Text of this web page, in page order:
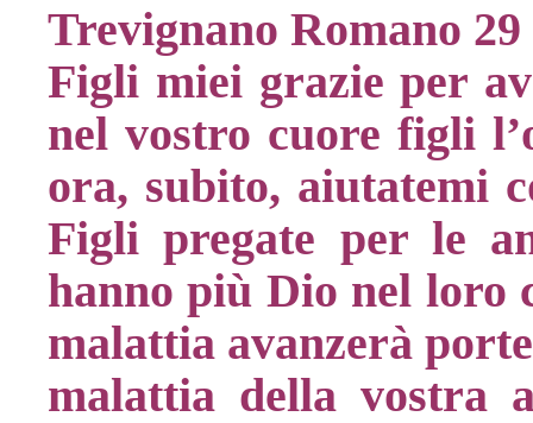
Trevignano Romano
Figli miei grazie per
nel vostro cuore figli
ora, subito, aiutatemi
Figli pregate per le
hanno più Dio nel loro
malattia avanzerà
malattia della vostra